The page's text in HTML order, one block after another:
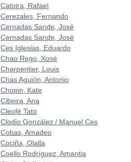
Catoira, Rafael
Cerezales, Fernando
Cernadas Sande, José
Cernadas Sande, José
Ces Iglesias, Eduardo
Chao Rego, Xosé
Charpentier, Louis
Chas Aguión, Antonio
Chopin, Kate
Cibeira, Ana
Cleofé Tato
Clodio González / Manuel Ces
Cobas, Amadeo
Cociña, Olalla
Coello Rodríguez, Amantia